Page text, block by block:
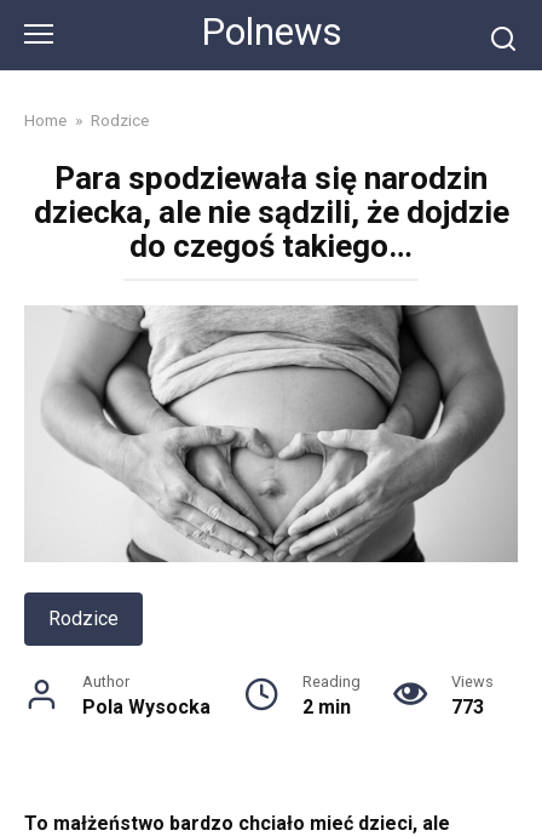
content
Polnews
Home » Rodzice
Para spodziewała się narodzin
dziecka, ale nie sądzili, że dojdzie
do czegoś takiego…
Rodzice
Author
Pola Wysocka
Reading
2 min
Views
773
To małżeństwo bardzo chciało mieć dzieci, ale